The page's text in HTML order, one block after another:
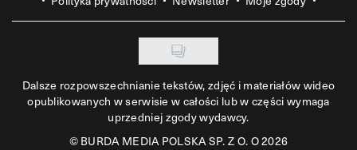
Dalsze rozpowszechnianie tekstów, zdjęć i materiałów wideo
opublikowanych w serwisie w całości lub w części wymaga
uprzedniej zgody wydawcy.
©BURDA MEDIA POLSKA SP. Z O. O 2026